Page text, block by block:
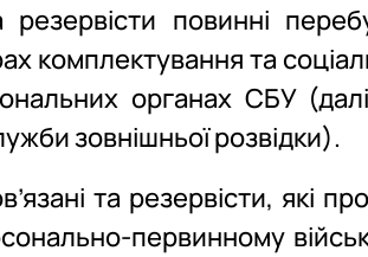
резервісти повинні
комплектування та
органах СБУ
зовнішньої розвідки).
та резервісти, які
первинному